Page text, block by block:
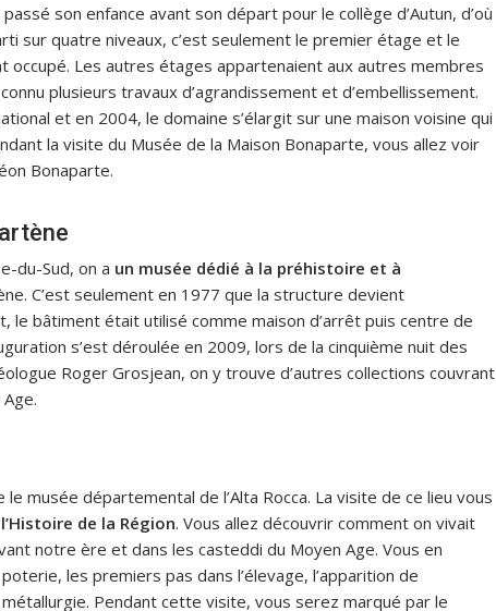
son enfance avant son départ pour le collège d’Autun, d’où
sur quatre niveaux, c’est seulement le premier étage et le
Les autres étages appartenaient aux autres membres
plusieurs travaux d’agrandissement et d’embellissement.
et en 2004, le domaine s’élargit sur une maison voisine qui
la visite du Musée de la Maison Bonaparte, vous allez voir
Bonaparte.
du-Sud, on a un musée dédié à la préhistoire et à
C’est seulement en 1977 que la structure devient
le bâtiment était utilisé comme maison d’arrêt puis centre de
s’est déroulée en 2009, lors de la cinquième nuit des
Roger Grosjean, on y trouve d’autres collections couvrant
musée départemental de l’Alta Rocca. La visite de ce lieu vous
de la Région. Vous allez découvrir comment on vivait
notre ère et dans les casteddi du Moyen Age. Vous en
les premiers pas dans l’élevage, l’apparition de
Pendant cette visite, vous serez marqué par le